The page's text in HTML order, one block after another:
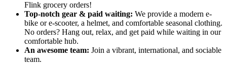
Flink grocery orders!
Top-notch gear & paid waiting: We provide a modern e-
bike or e-scooter, a helmet, and comfortable seasonal clothing.
No orders? Hang out, relax, and get paid while waiting in our
comfortable hub.
An awesome team: Join a vibrant, international, and sociable
team.